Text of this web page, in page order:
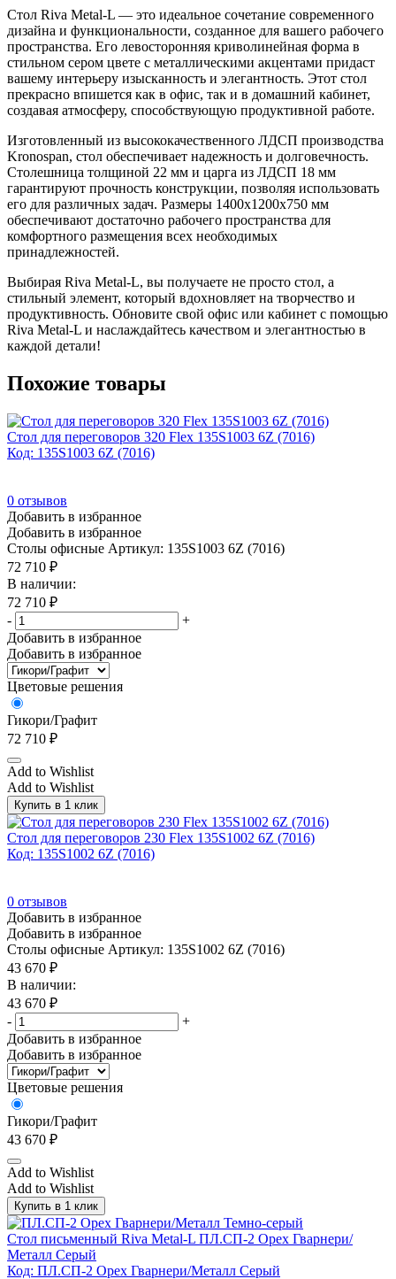
Стол Riva Metal-L — это идеальное сочетание современного
дизайна и функциональности, созданное для вашего рабочего
пространства. Его левосторонняя криволинейная форма в
стильном сером цвете с металлическими акцентами придаст
вашему интерьеру изысканность и элегантность. Этот стол
прекрасно впишется как в офис, так и в домашний кабинет,
создавая атмосферу, способствующую продуктивной работе.
Изготовленный из высококачественного ЛДСП производства
Kronospan, стол обеспечивает надежность и долговечность.
Столешница толщиной 22 мм и царга из ЛДСП 18 мм
гарантируют прочность конструкции, позволяя использовать
его для различных задач. Размеры 1400x1200x750 мм
обеспечивают достаточно рабочего пространства для
комфортного размещения всех необходимых
принадлежностей.
Выбирая Riva Metal-L, вы получаете не просто стол, а
стильный элемент, который вдохновляет на творчество и
продуктивность. Обновите свой офис или кабинет с помощью
Riva Metal-L и наслаждайтесь качеством и элегантностью в
каждой детали!
Похожие товары
Стол для переговоров 320 Flex 135S1003 6Z (7016)
Код: 135S1003 6Z (7016)
0 отзывов
Добавить в избранное
Добавить в избранное
Столы офисные Артикул: 135S1003 6Z (7016)
72 710 ₽
В наличии:
72 710 ₽
-
+
Добавить в избранное
Добавить в избранное
Цветовые решения
Гикори/Графит
72 710 ₽
Add to Wishlist
Add to Wishlist
Купить в 1 клик
Стол для переговоров 230 Flex 135S1002 6Z (7016)
Код: 135S1002 6Z (7016)
0 отзывов
Добавить в избранное
Добавить в избранное
Столы офисные Артикул: 135S1002 6Z (7016)
43 670 ₽
В наличии:
43 670 ₽
-
+
Добавить в избранное
Добавить в избранное
Цветовые решения
Гикори/Графит
43 670 ₽
Add to Wishlist
Add to Wishlist
Купить в 1 клик
Стол письменный Riva Metal-L ПЛ.СП-2 Орех Гварнери/
Металл Серый
Код: ПЛ.СП-2 Орех Гварнери/Металл Серый